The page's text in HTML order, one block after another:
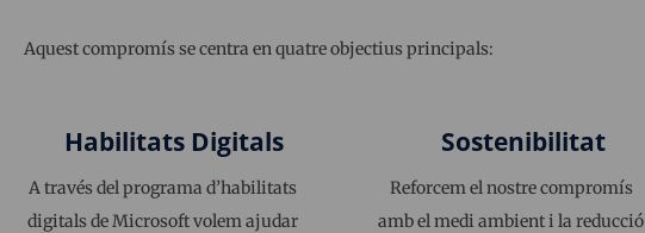
Aquest compromís se centra en quatre objectius principals:
Habilitats Digitals
A través del programa d’habilitats
digitals de Microsoft volem ajudar
Sostenibilitat
Reforcem el nostre compromís
amb el medi ambient i la reducció